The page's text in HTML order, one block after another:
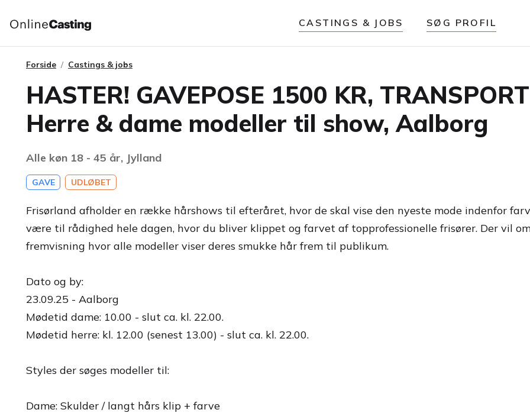
CASTINGS & JOBS SØG PROFIL
Forside Castings & jobs
HASTER! GAVEPOSE 1500 KR,
Herre & dame modeller til show, Aalborg
Alle køn 18 - 45 år, Jylland
GAVE UDLØBET
Frisørland afholder en række hårshows til efteråret, hvor de skal vise den nyeste mode indenfor
være til rådighed hele dagen, hvor du bliver klippet og farvet af topprofessionelle frisører. Der vil
fremvisning hvor alle modeller viser deres smukke hår frem til publikum.
Dato og by:
23.09.25 - Aalborg
Mødetid dame: 10.00 - slut ca. kl. 22.00.
Mødetid herre: kl. 12.00 (senest 13.00) - slut ca. kl. 22.00.
Styles der søges modeller til:
Dame: Skulder / langt hårs klip + farve